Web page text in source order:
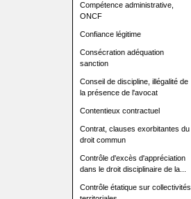
Compétence administrative,
ONCF
Confiance légitime
Consécration adéquation
sanction
Conseil de discipline, illégalité de
la présence de l'avocat
Contentieux contractuel
Contrat, clauses exorbitantes du
droit commun
Contrôle d'excès d'appréciation
dans le droit disciplinaire de la...
Contrôle étatique sur collectivités